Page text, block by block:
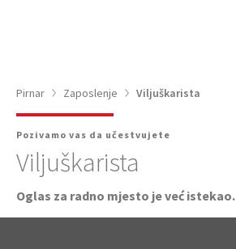
Pirnar Zaposlenje Viljuškarista
Pozivamo vas da učestvujete
Viljuškarista
Oglas za radno mjesto je već istekao.